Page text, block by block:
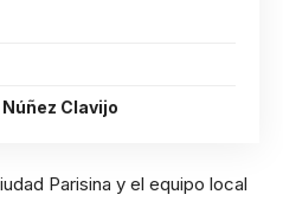
Clavijo
Parisina y el equipo local